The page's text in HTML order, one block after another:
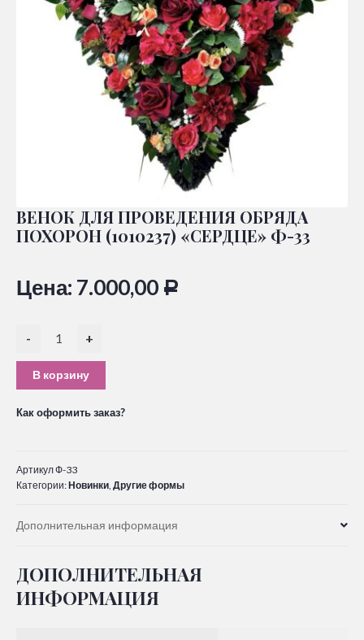
ВЕНОК ДЛЯ ПРОВЕДЕНИЯ ОБРЯДА
ПОХОРОН (1010237) «СЕРДЦЕ» Ф-33
Цена: 7.000,00 Р
- +
В корзину
Как оформить заказ?
АртикулФ-33
Категории:Новинки Другие формы
Дополнительная информация
ДОПОЛНИТЕЛЬНАЯ
ИНФОРМАЦИЯ